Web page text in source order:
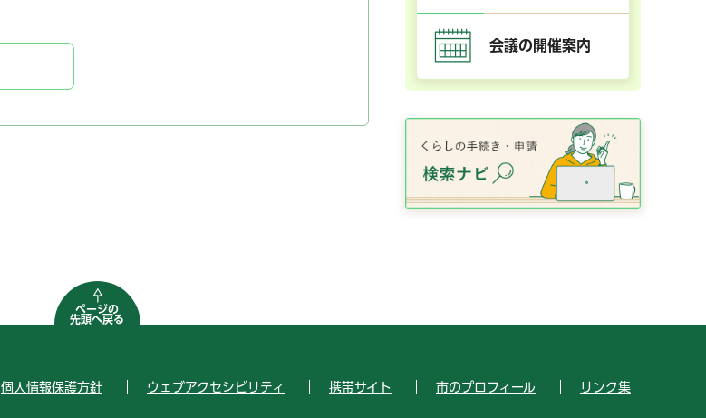
会議の開催案内
ページの
先頭へ戻る
個人情報保護方針 ウェブアクセシビリティ 携帯サイト 市のプロフィール リンク集